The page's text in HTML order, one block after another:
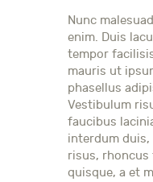
Nunc
enim. Duis
tempor
mauris ut
phasellus
Vestibulum
faucibus
interdum
risus, rhoncus
quisque, a et